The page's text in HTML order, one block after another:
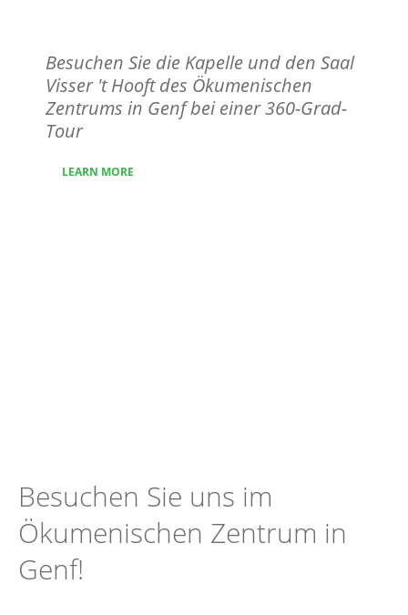
Besuchen Sie die Kapelle und den Saal
Visser 't Hooft des Ökumenischen
Zentrums in Genf bei einer 360-Grad-
Tour
LEARN MORE
Besuchen Sie uns im
Ökumenischen Zentrum in
Genf!